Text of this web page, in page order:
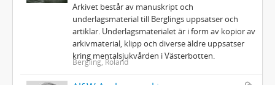
Arkivet består av manuskript och
underlagsmaterial till Berglings uppsatser och
artiklar. Underlagsmaterialet är i form av kopior av
arkivmaterial, klipp och diverse äldre uppsatser
kring mentalsjukvården i Västerbotten.
Bergling, Roland